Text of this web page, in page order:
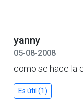
yanny
05-08-2008
como se hace la
Es útil (1)